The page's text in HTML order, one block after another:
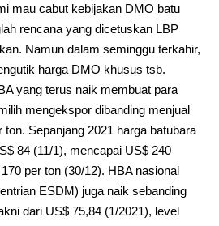
mau cabut kebijakan DMO batu
rencana yang dicetuskan LBP
Namun dalam seminggu terkahir,
harga DMO khusus tsb.
yang terus naik membuat para
mengekspor dibanding menjual
Sepanjang 2021 harga batubara
84 (11/1), mencapai US$ 240
per ton (30/12). HBA nasional
ESDM) juga naik sebanding
dari US$ 75,84 (1/2021), level